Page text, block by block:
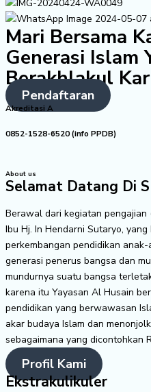
Mari Bersama
Generasi Islam
Berakhlakul
Pendaftaran
Akreditasi A
0852-1528-6520 (info PPDB)
About us
Selamat Datang Di
Berawal dari kegiatan pengajian
Ibu Hj. In Hendarni Sutaryo,
perkembangan pendidikan
generasi penerus bangsa dan
mundurnya suatu bangsa
karena itu Yayasan Al Husain
pendidikan yang berwawasan
akar budaya Islam dan
sebagaimana yang dicontohkan
Profil Kami
Ekstrakulikuler